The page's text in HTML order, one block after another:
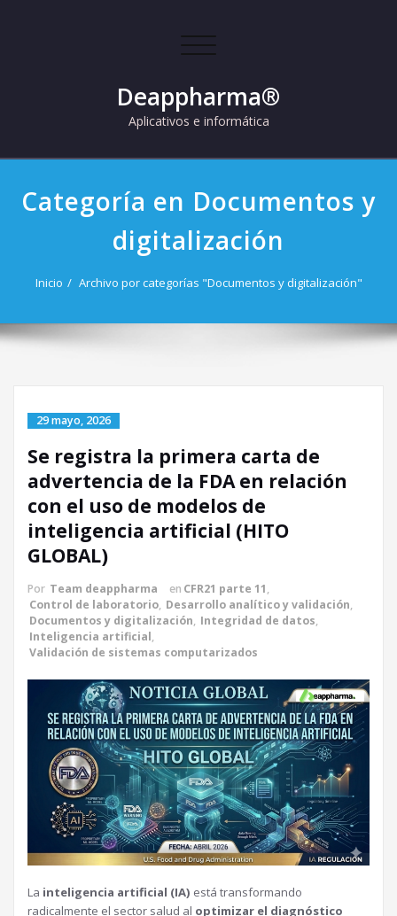
Cambiar
Deappharma®
Aplicativos e informática
Categoría en Documentos y
digitalización
Inicio Archivo por categorías "Documentos y digitalización"
29 mayo, 2026
Se registra la primera carta de
advertencia de la FDA en relación
con el uso de modelos de
inteligencia artificial (HITO
GLOBAL)
Por Team deappharma en CFR21 parte 11,
Control de laboratorio, Desarrollo analítico y validación,
Documentos y digitalización, Integridad de datos,
Inteligencia artificial,
Validación de sistemas computarizados
La inteligencia artificial (IA) está transformando
radicalmente el sector salud al optimizar el diagnóstico